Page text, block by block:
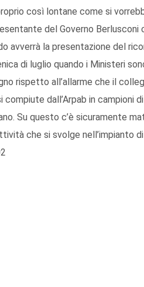
così lontane come si
del Governo
avverrà la presentazione del
di luglio quando i Ministeri
rispetto all’allarme che il
compiute dall’Arpab in campioni
Su questo c’è sicuramente
che si svolge nell’impianto